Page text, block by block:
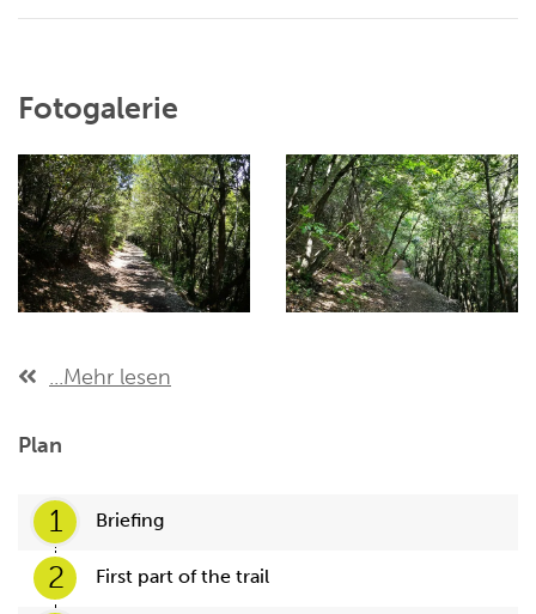
Fotogalerie
...Mehr lesen
Plan
1 Briefing
2 First part of the trail